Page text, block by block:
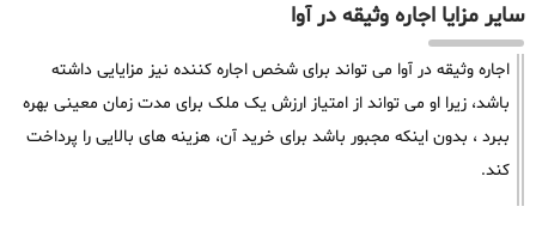
سایر مزایا اجاره وثیقه در آوا
اجاره وثیقه در آوا می تواند برای شخص اجاره کننده نیز مزایایی داشته
باشد، زیرا او می تواند از امتیاز ارزش یک ملک برای مدت زمان معینی بهره
ببرد ، بدون اینکه مجبور باشد برای خرید آن، هزینه های بالایی را پرداخت
کند.